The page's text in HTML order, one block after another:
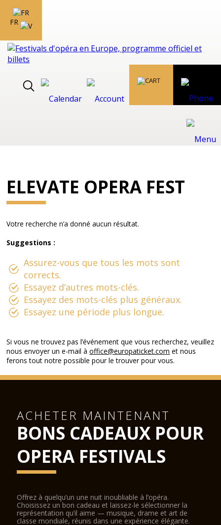
FR
ELEVATE OPERA FEST
Votre recherche n’a donné aucun résultat.
Suggestions :
Assurez-vous que tous les mots sont
corrects.
Essayez d’autres mots-clés.
Essayez des mots-clés plus généraux.
Essayez une période plus longue.
Si vous ne trouvez pas l’événement que vous recherchez, veuillez
nous envoyer un e-mail àoffice@europaticket.com et nous
ferons tout notre possible pour le trouver pour vous.
ACHETER MAINTENANT
BONS CADEAUX POUR
OPERA FESTIVALS
Offrez à quelqu’un une nuit inoubliable à l’opéra.
Choisissez un bon cadeau et laissez-le sélectionner la
représentation qu’il aime — musique, drame et art de
classe mondiale, réunis dans une expérience élégante.